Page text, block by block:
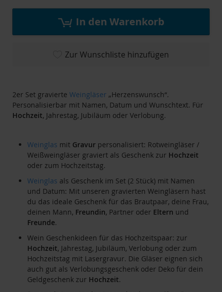
2er Set gravierte Weingläser „Herzenswunsch“.
Personalisierbar mit Namen, Datum und Wunschtext. Für
Hochzeit, Jahrestag, Jubiläum oder Verlobung.
Weinglas mit Gravur personalisiert: Rotweingläser /
Weißweingläser graviert als Geschenk zur Hochzeit
oder zum Hochzeitstag.
Weinglas als Geschenk im Set (2 Stück) mit Namen
und Datum: Mit unseren gravierten Weingläsern hast
du das ideale Geschenk für das Brautpaar, deine Frau,
deinen Mann, Freundin, Partner oder Eltern und
Freunde.
Wein Geschenkideen für das Hochzeitspaar: zur
Hochzeit, Jahrestag, Jubiläum, Verlobung oder zum
Hochzeitstag mit Lasergravur. Die Gläser eignen sich
auch gut als Verlobungsgeschenk oder Deko für dein
Geldgeschenk zur Hochzeit.
In den Warenkorb
Zur Wunschliste hinzufügen